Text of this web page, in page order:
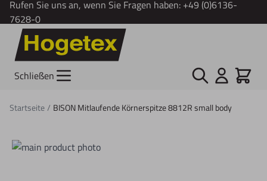
Rufen Sie uns an, wenn Sie Fragen haben: +49 (0)6136-
7628-0
Zum Inhalt springen
Schließen Suche Cart
Startseite/ BISON Mitlaufende Körnerspitze 8812R small body